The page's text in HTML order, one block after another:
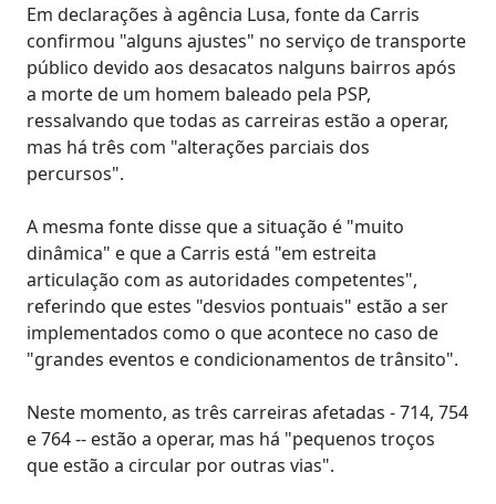
Em declarações à agência Lusa, fonte da Carris
confirmou "alguns ajustes" no serviço de transporte
público devido aos desacatos nalguns bairros após
a morte de um homem baleado pela PSP,
ressalvando que todas as carreiras estão a operar,
mas há três com "alterações parciais dos
percursos".
A mesma fonte disse que a situação é "muito
dinâmica" e que a Carris está "em estreita
articulação com as autoridades competentes",
referindo que estes "desvios pontuais" estão a ser
implementados como o que acontece no caso de
"grandes eventos e condicionamentos de trânsito".
Neste momento, as três carreiras afetadas - 714, 754
e 764 -- estão a operar, mas há "pequenos troços
que estão a circular por outras vias".